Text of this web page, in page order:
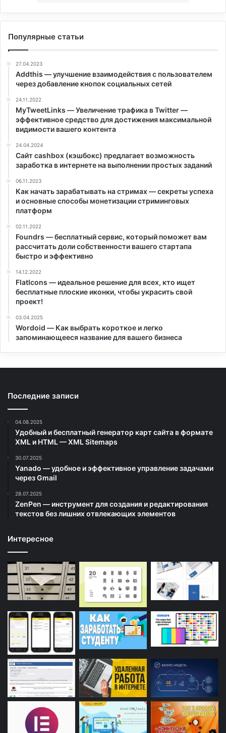
Популярные статьи
27.04.2023
Addthis — улучшение взаимодействия с пользователем
через добавление кнопок социальных сетей
24.11.2022
MyTweetLinks — Увеличение трафика в Twitter —
эффективное средство для достижения максимальной
видимости вашего контента
24.04.2024
Сайт cashbox (кэшбокс) предлагает возможность
заработка в интернете на выполнении простых заданий
06.11.2023
Как начать зарабатывать на стримах — секреты успеха
и основные способы монетизации стриминговых
платформ
02.11.2022
Foundrs — бесплатный сервис, который поможет вам
рассчитать доли собственности вашего стартапа
быстро и эффективно
14.12.2022
FlatIcons — идеальное решение для всех, кто ищет
бесплатные плоские иконки, чтобы украсить свой
проект!
03.04.2025
Wordoid — Как выбрать короткое и легко
запоминающееся название для вашего бизнеса
Последние записи
04.08.2025
Удобный и бесплатный генератор карт сайта в формате
XML и HTML — XML Sitemaps
30.07.2025
Yanado — удобное и эффективное управление задачами
через Gmail
28.07.2025
ZenPen — инструмент для создания и редактирования
текстов без лишних отвлекающих элементов
Интересное